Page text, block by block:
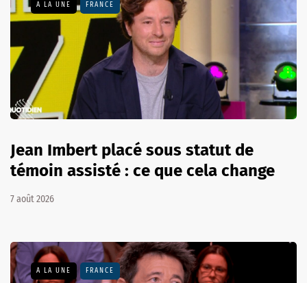
A LA UNE FRANCE
Jean Imbert placé sous statut de
témoin assisté : ce que cela change
7 août 2026
A LA UNE FRANCE